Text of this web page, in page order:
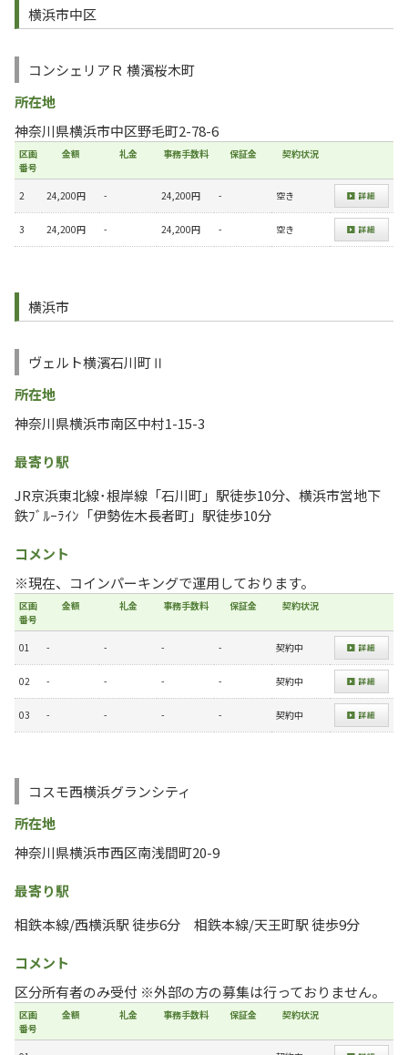
横浜市中区
コンシェリアＲ 横濱桜木町
所在地
神奈川県横浜市中区野毛町2-78-6
区画
番号
金額 礼金 事務手数料 保証金 契約状況
2 24,200円 - 24,200円 - 空き
3 24,200円 - 24,200円 - 空き
横浜市
ヴェルト横濱石川町Ⅱ
所在地
神奈川県横浜市南区中村1-15-3
最寄り駅
JR京浜東北線･根岸線「石川町」駅徒歩10分、横浜市営地下
鉄ﾌﾞﾙｰﾗｲﾝ「伊勢佐木長者町」駅徒歩10分
コメント
※現在、コインパーキングで運用しております。
区画
番号
金額 礼金 事務手数料 保証金 契約状況
01 - - - - 契約中
02 - - - - 契約中
03 - - - - 契約中
コスモ西横浜グランシティ
所在地
神奈川県横浜市西区南浅間町20-9
最寄り駅
相鉄本線/西横浜駅 徒歩6分 相鉄本線/天王町駅 徒歩9分
コメント
区分所有者のみ受付 ※外部の方の募集は行っておりません。
区画
番号
金額 礼金 事務手数料 保証金 契約状況